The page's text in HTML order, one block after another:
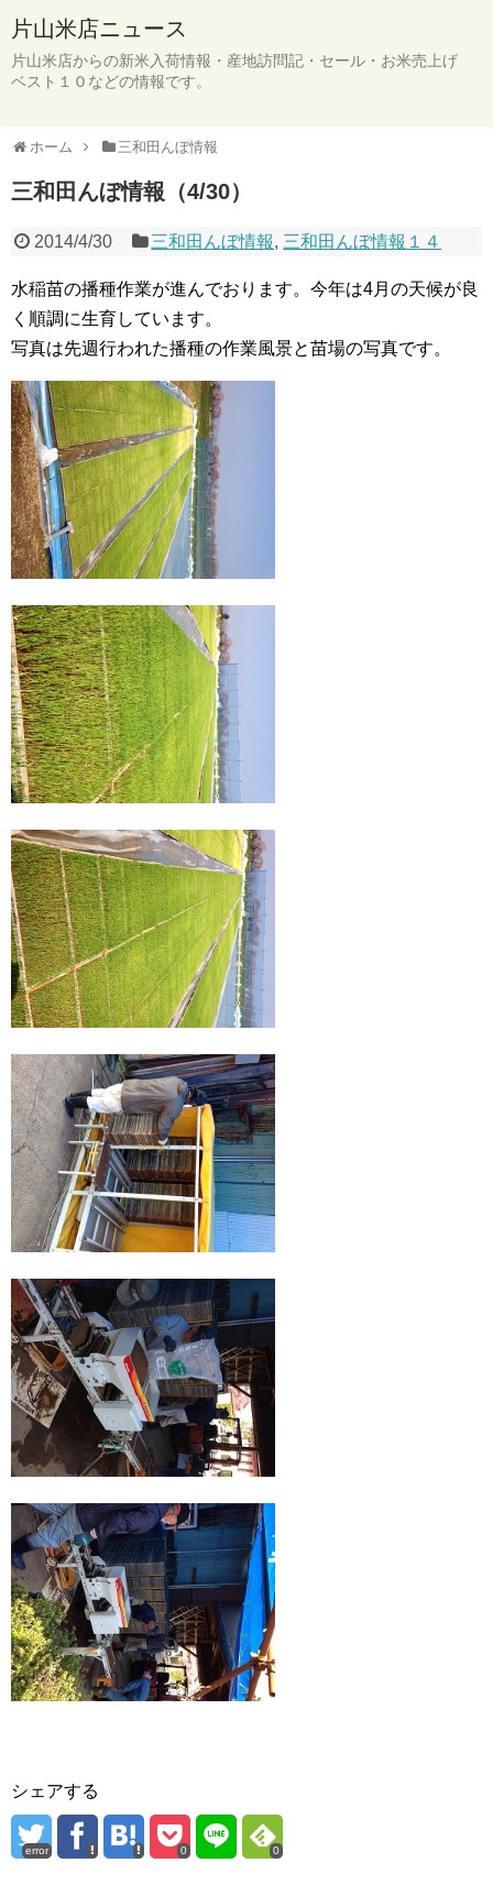
片山米店ニュース
片山米店からの新米入荷情報・産地訪問記・セール・お米売上げ
ベスト１０などの情報です。
ホーム 三和田んぼ情報
三和田んぼ情報（4/30）
2014/4/30 三和田んぼ情報, 三和田んぼ情報１４
水稲苗の播種作業が進んでおります。今年は4月の天候が良
く順調に生育しています。
写真は先週行われた播種の作業風景と苗場の写真です。
シェアする
error 0 0